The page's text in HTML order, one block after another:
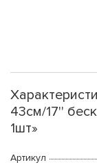
43см/17''
1шт»
Артикул